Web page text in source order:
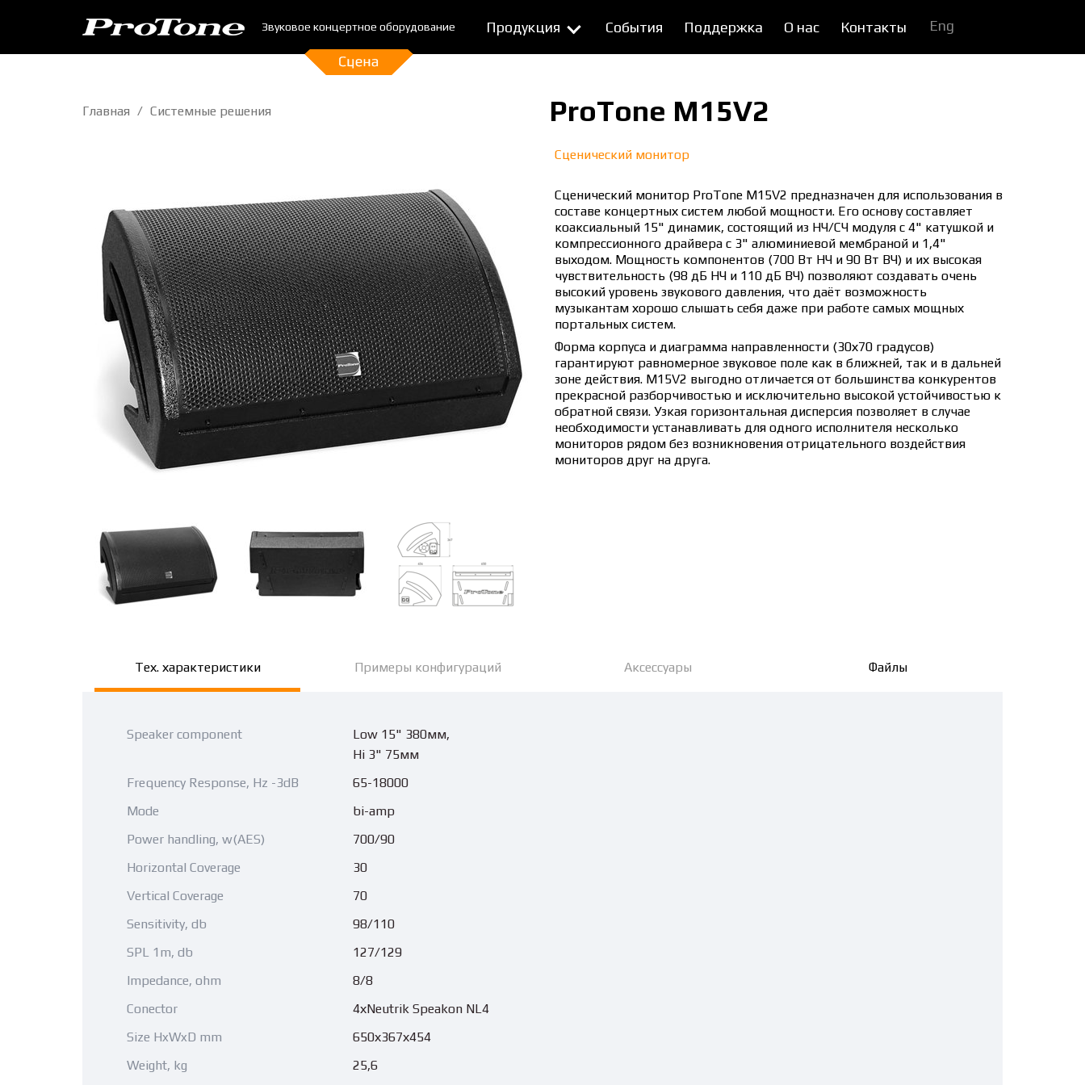
Звуковое концертное оборудование Продукция События Поддержка О нас Контакты Eng
Главная Системные решения ProTone M15V2
Сценический монитор
Сценический монитор ProTone M15V2 предназначен для использования в
составе концертных систем любой мощности. Его основу составляет
коаксиальный 15" динамик, состоящий из НЧ/СЧ модуля с 4" катушкой и
компрессионного драйвера с 3" алюминиевой мембраной и 1,4"
выходом. Мощность компонентов (700 Вт НЧ и 90 Вт ВЧ) и их высокая
чувствительность (98 дБ НЧ и 110 дБ ВЧ) позволяют создавать очень
высокий уровень звукового давления, что даёт возможность
музыкантам хорошо слышать себя даже при работе самых мощных
портальных систем.
Форма корпуса и диаграмма направленности (30х70 градусов)
гарантируют равномерное звуковое поле как в ближней, так и в дальней
зоне действия. M15V2 выгодно отличается от большинства конкурентов
прекрасной разборчивостью и исключительно высокой устойчивостью к
обратной связи. Узкая горизонтальная дисперсия позволяет в случае
необходимости устанавливать для одного исполнителя несколько
мониторов рядом без возникновения отрицательного воздействия
мониторов друг на друга.
Тех. характеристики Примеры конфигураций Аксессуары Файлы
Speaker component
Low 15" 380мм,
Hi 3" 75мм
Frequency Response, Hz -3dB
65-18000
Mode
bi-amp
Power handling, w(AES)
700/90
Horizontal Coverage
30
Vertical Coverage
70
Sensitivity, db
98/110
SPL 1m, db
127/129
Impedance, ohm
8/8
Conector
4хNeutrik Speakon NL4
Size HxWxD mm
650х367х454
Weight, kg
25,6